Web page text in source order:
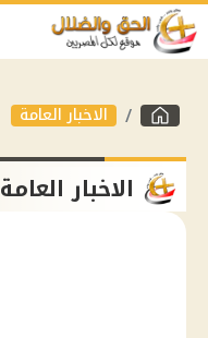
الاخبار العامة
الاخبار العامة